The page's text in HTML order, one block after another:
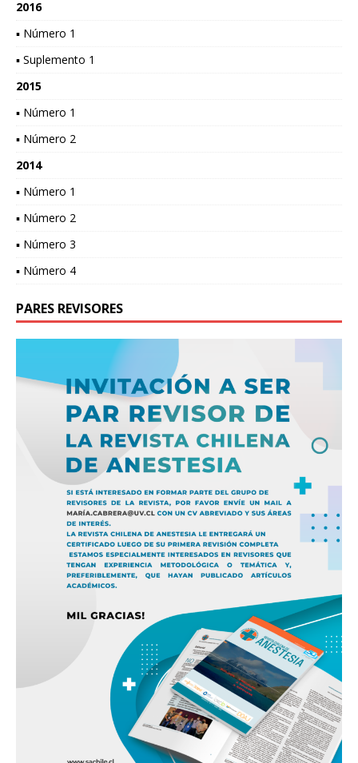
2016
▪ Número 1
▪ Suplemento 1
2015
▪ Número 1
▪ Número 2
2014
▪ Número 1
▪ Número 2
▪ Número 3
▪ Número 4
PARES REVISORES